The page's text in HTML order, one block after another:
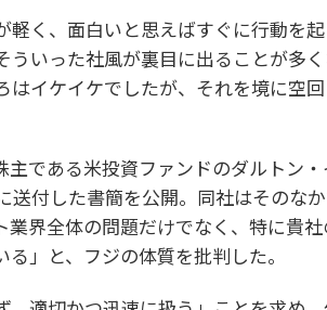
軽く、面白いと思えばすぐに行動を
いった社風が裏目に出ることが多
はイケイケでしたが、それを境に空
である米投資ファンドのダルトン・
送付した書簡を公開。同社はそのな
界全体の問題だけでなく、特に貴
」と、フジの体質を批判した。